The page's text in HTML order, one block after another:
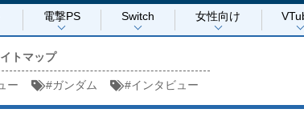
電撃PS Switch 女性向け
トマップ
ー #ガンダム #インタビュー